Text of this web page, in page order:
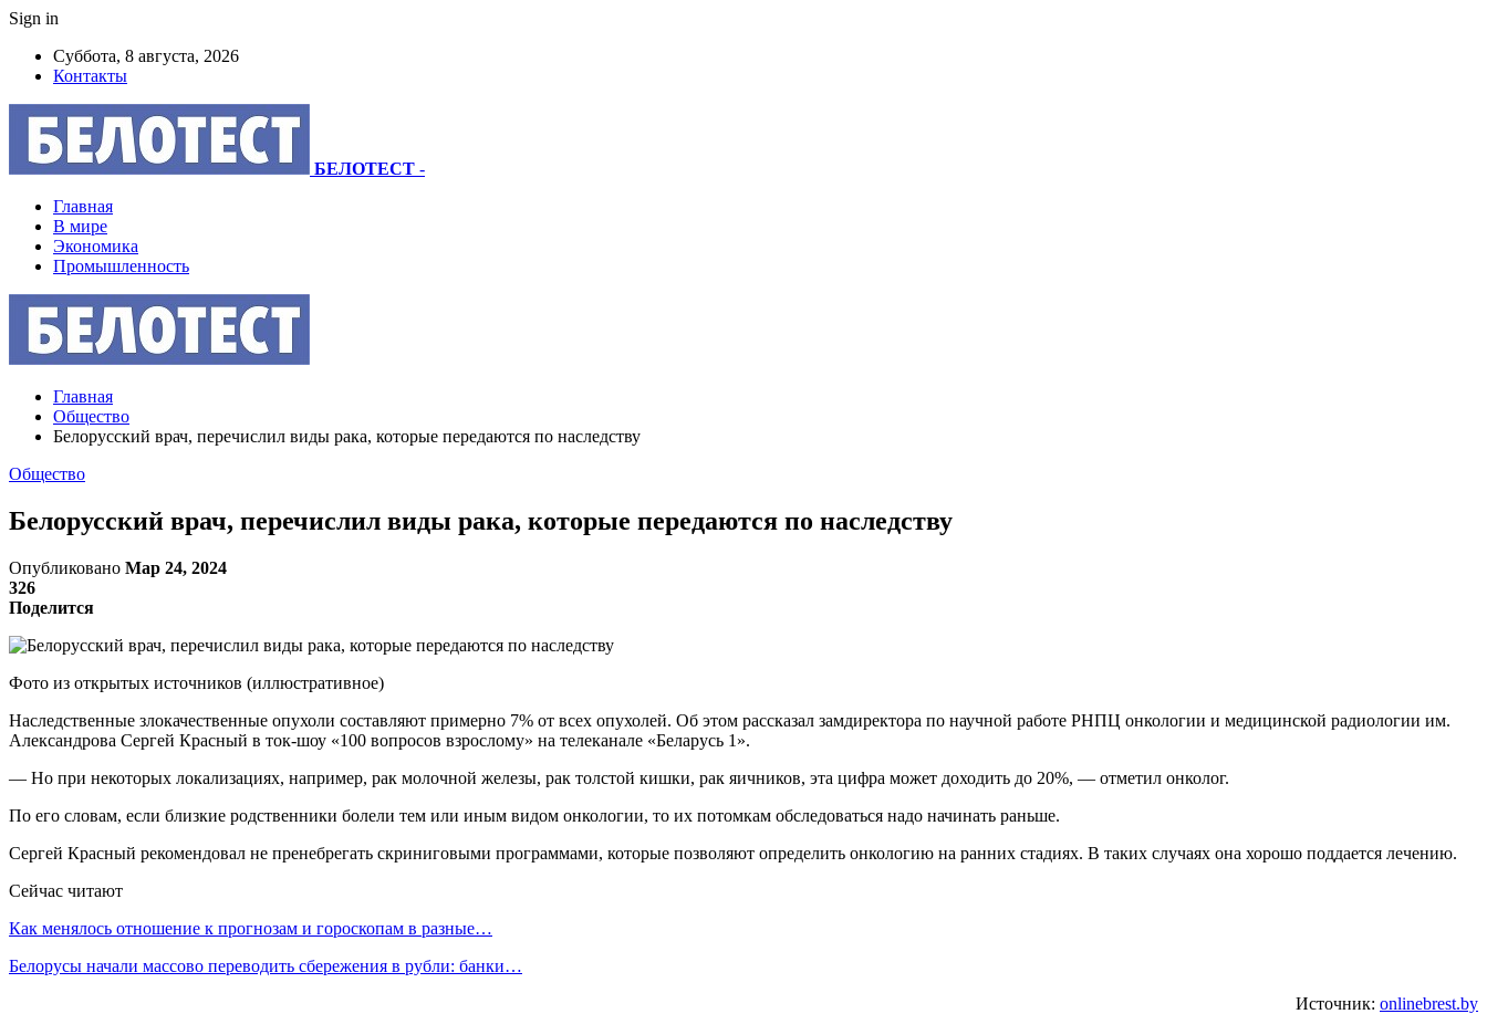
Sign in
Суббота, 8 августа, 2026
Контакты
БЕЛОТЕСТ -
Главная
В мире
Экономика
Промышленность
Главная
Общество
Белорусский врач, перечислил виды рака, которые передаются по наследству
Общество
Белорусский врач, перечислил виды рака, которые передаются по наследству
Опубликовано Мар 24, 2024
326
Поделится
Фото из открытых источников (иллюстративное)
Наследственные злокачественные опухоли составляют примерно 7% от всех опухолей. Об этом рассказал замдиректора по научной работе РНПЦ онкологии и медицинской радиологии им.
Александрова Сергей Красный в ток-шоу «100 вопросов взрослому» на телеканале «Беларусь 1».
— Но при некоторых локализациях, например, рак молочной железы, рак толстой кишки, рак яичников, эта цифра может доходить до 20%, — отметил онколог.
По его словам, если близкие родственники болели тем или иным видом онкологии, то их потомкам обследоваться надо начинать раньше.
Сергей Красный рекомендовал не пренебрегать скриниговыми программами, которые позволяют определить онкологию на ранних стадиях. В таких случаях она хорошо поддается лечению.
Сейчас читают
Как менялось отношение к прогнозам и гороскопам в разные…
Белорусы начали массово переводить сбережения в рубли: банки…
Источник: onlinebrest.by